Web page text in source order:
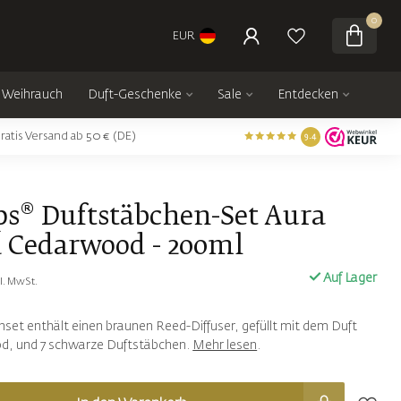
EUR
0
Weihrauch Duft-Geschenke Sale Entdecken
Versand ab 50 € (DE) 9.4
Duftstäbchen-Set Aura
Cedarwood - 200ml
MwSt. Auf Lager
enthält einen braunen Reed-Diffuser, gefüllt mit dem Duft
und 7 schwarze Duftstäbchen. Mehr lesen .